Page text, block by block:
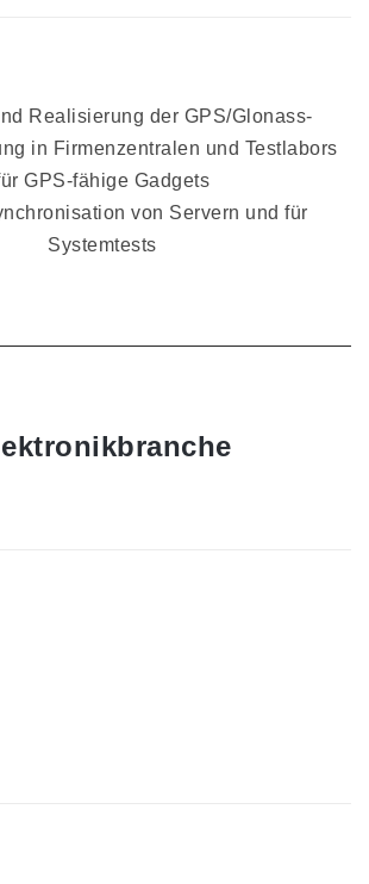
Realisierung der GPS/Glonass-
in Firmenzentralen und Testlabors
GPS-fähige Gadgets
von Servern und für
Systemtests